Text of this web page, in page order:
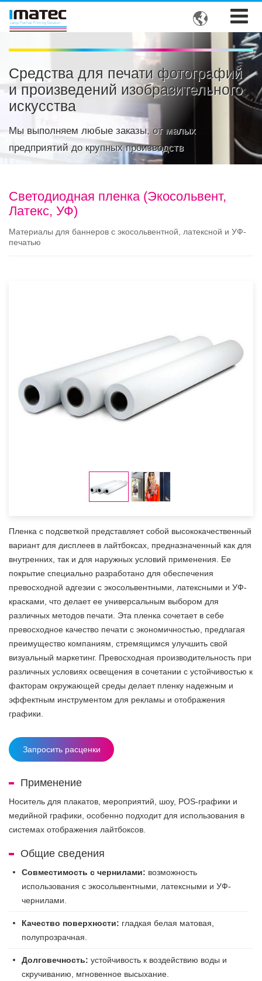

Средства для печати фотографий
и произведений изобразительного
искусства
Мы выполняем любые заказы, от малых
предприятий до крупных производств
Светодиодная пленка (Экосольвент,
Латекс, УФ)
Материалы для баннеров с экосольвентной, латексной и УФ-
печатью
Пленка с подсветкой представляет собой высококачественный
вариант для дисплеев в лайтбоксах, предназначенный как для
внутренних, так и для наружных условий применения. Ее
покрытие специально разработано для обеспечения
превосходной адгезии с экосольвентными, латексными и УФ-
красками, что делает ее универсальным выбором для
различных методов печати. Эта пленка сочетает в себе
превосходное качество печати с экономичностью, предлагая
преимущество компаниям, стремящимся улучшить свой
визуальный маркетинг. Превосходная производительность при
различных условиях освещения в сочетании с устойчивостью к
факторам окружающей среды делает пленку надежным и
эффектным инструментом для рекламы и отображения
графики.
Запросить расценки
Применение
Носитель для плакатов, мероприятий, шоу, POS-графики и
медийной графики, особенно подходит для использования в
системах отображения лайтбоксов.
Общие сведения
Совместимость с чернилами: возможность
использования с экосольвентными, латексными и УФ-
чернилами.
Качество поверхности: гладкая белая матовая,
полупрозрачная.
Долговечность: устойчивость к воздействию воды и
скручиванию, мгновенное высыхание.